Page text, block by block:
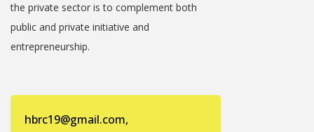
the private sector is to complement both
public and private initiative and
entrepreneurship.
hbrc19@gmail.com,